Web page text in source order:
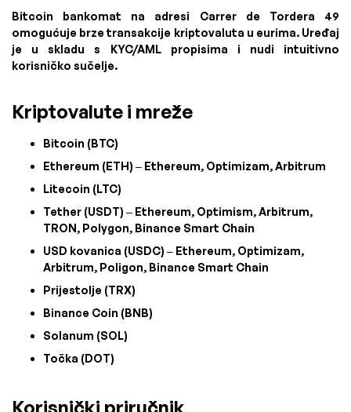
Bitcoin bankomat na adresi Carrer de Tordera 49
omogućuje brze transakcije kriptovaluta u eurima. Uređaj
je u skladu s KYC/AML propisima i nudi intuitivno
korisničko sučelje.
Kriptovalute i mreže
Bitcoin (BTC)
Ethereum (ETH) – Ethereum, Optimizam, Arbitrum
Litecoin (LTC)
Tether (USDT) – Ethereum, Optimism, Arbitrum,
TRON, Polygon, Binance Smart Chain
USD kovanica (USDC) – Ethereum, Optimizam,
Arbitrum, Poligon, Binance Smart Chain
Prijestolje (TRX)
Binance Coin (BNB)
Solanum (SOL)
Točka (DOT)
Korisnički priručnik